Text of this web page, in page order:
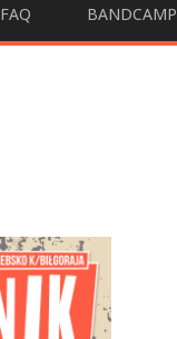
FAQ BANDCAMP